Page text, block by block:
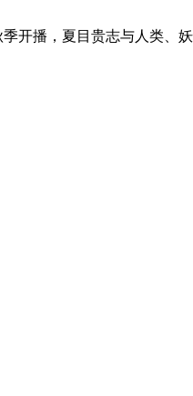
开播，夏目贵志与人类、妖